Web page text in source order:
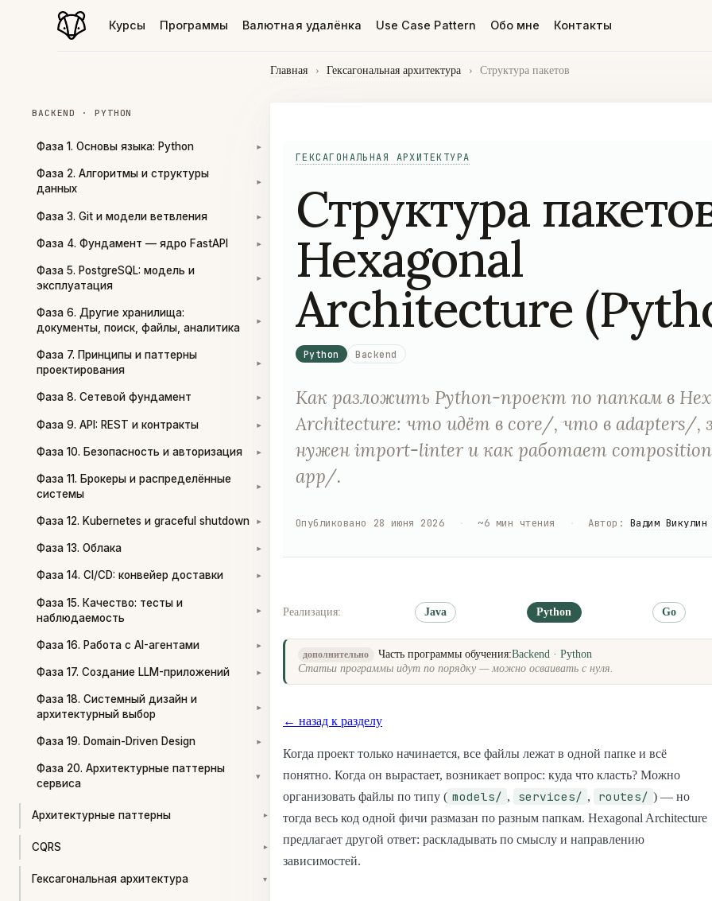
Курсы Программы Валютная удалёнка Use Case Pattern Обо мне Контакты
BACKEND · PYTHON
Фаза 1. Основы языка: Python ▾
Фаза 2. Алгоритмы и структуры
данных
▾
Фаза 3. Git и модели ветвления ▾
Фаза 4. Фундамент — ядро FastAPI ▾
Фаза 5. PostgreSQL: модель и
эксплуатация
▾
Фаза 6. Другие хранилища:
документы, поиск, файлы, аналитика
▾
Фаза 7. Принципы и паттерны
проектирования
▾
Фаза 8. Сетевой фундамент ▾
Фаза 9. API: REST и контракты ▾
Фаза 10. Безопасность и авторизация ▾
Фаза 11. Брокеры и распределённые
системы
▾
Фаза 12. Kubernetes и graceful shutdown ▾
Фаза 13. Облака ▾
Фаза 14. CI/CD: конвейер доставки ▾
Фаза 15. Качество: тесты и
наблюдаемость
▾
Фаза 16. Работа с AI-агентами ▾
Фаза 17. Создание LLM-приложений ▾
Фаза 18. Системный дизайн и
архитектурный выбор
▾
Фаза 19. Domain-Driven Design ▾
Фаза 20. Архитектурные паттерны
сервиса
▾
Архитектурные паттерны ▾
CQRS ▾
Гексагональная архитектура ▾
Главная › Гексагональная архитектура › Структура пакетов
ГЕКСАГОНАЛЬНАЯ АРХИТЕКТУРА
Структура
Hexagonal
Architecture
Python Backend
Как разложить Python-проект по папкам в
Architecture: что идёт в core/, что в adapters/,
нужен import-linter и как работает
app/.
Опубликовано 28 июня 2026 ~6 мин чтения Автор : Вадим Викулин
Реализация: Java Python Go
дополнительно Часть программы обучения:Backend · Python
Статьи программы идут по порядку — можно осваивать с нуля.
← назад к разделу
Когда проект только начинается, все файлы лежат в одной папке и всё
понятно. Когда он вырастает, возникает вопрос: куда что класть? Можно
организовать файлы по типу ( models/ , services/ , routes/ ) — но
тогда весь код одной фичи размазан по разным папкам. Hexagonal Architecture
предлагает другой ответ: раскладывать по смыслу и направлению
зависимостей.